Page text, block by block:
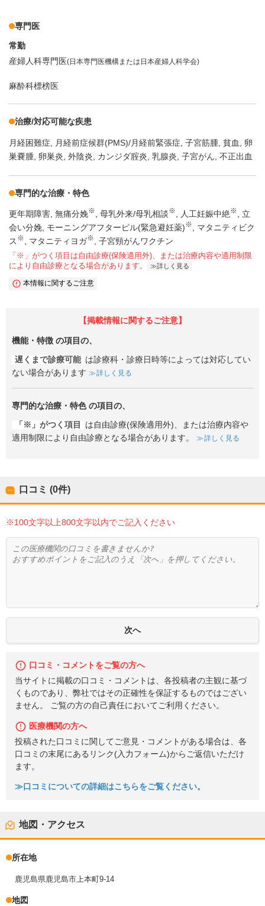
専門医
常勤
産婦人科専門医(日本専門医機構または日本産婦人科学会)
麻酔科標榜医
治療/対応可能な疾患
月経困難症 月経前症候群(PMS)/月経前緊張症 子宮筋腫 貧血
卵
巣嚢腫 卵巣炎 外陰炎 カンジダ腟炎 乳腺炎 子宮がん 不正出血
専門的な治療・特色
更年期障害 無痛分娩※ 母乳外来/母乳相談※ 人工妊娠中絶※
立
会い分娩 モーニングアフターピル(緊急避妊薬)※
マタニティビク
ス ※ マタニティヨガ※ 子宮頸がんワクチン
「※」がつく項目は自由診療(保険適用外)、または治療内容や適用制限
により自由診療となる場合があります。
詳しく見る
本情報に関するご注意
【掲載情報に関するご注意】
機能・特徴 の項目の、
遅くまで診療可能 は診療科・診療日時等によっては対応してい
ない場合があります
詳しく見る
専門的な治療・特色の項目の、
「※」がつく項目
は自由診療(保険適用外)、または治療内容や
適用制限により自由診療となる場合があります。
詳しく見る
口コミ (0件)
※100文字以上800文字以内でご記入ください
口コミ・コメントをご覧の方へ
当サイトに掲載の口コミ・コメントは、各投稿者の主観に基づ
くものであり、弊社ではその正確性を保証するものではござい
ません。 ご覧の方の自己責任においてご利用ください。
医療機関の方へ
投稿された口コミに関してご意見・コメントがある場合は、各
口コミの末尾にあるリンク(入力フォーム)からご返信いただけ
ます。
≫口コミについての詳細はこちらをご覧ください。
地図・アクセス
所在地
鹿児島県鹿児島市上本町9-14
地図